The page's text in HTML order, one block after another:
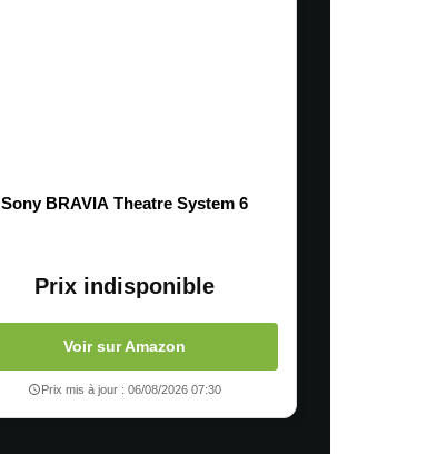
Sony BRAVIA Theatre System 6
Prix indisponible
Voir sur Amazon
Prix mis à jour : 06/08/2026 07:30